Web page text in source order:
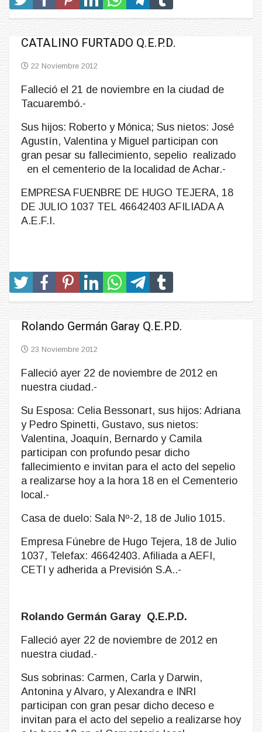
CATALINO FURTADO Q.E.P.D.
22 Noviembre 2012
Falleció el 21 de noviembre en la ciudad de
Tacuarembó.-
Sus hijos: Roberto y Mónica; Sus nietos: José
Agustín, Valentina y Miguel participan con
gran pesar su fallecimiento, sepelio realizado
en el cementerio de la localidad de Achar.-
EMPRESA FUENBRE DE HUGO TEJERA, 18
DE JULIO 1037 TEL 46642403 AFILIADA A
A.E.F.I.
Rolando Germán Garay Q.E.P.D.
23 Noviembre 2012
Falleció ayer 22 de noviembre de 2012 en
nuestra ciudad.-
Su Esposa: Celia Bessonart, sus hijos: Adriana
y Pedro Spinetti, Gustavo, sus nietos:
Valentina, Joaquín, Bernardo y Camila
participan con profundo pesar dicho
fallecimiento e invitan para el acto del sepelio
a realizarse hoy a la hora 18 en el Cementerio
local.-
Casa de duelo: Sala Nº-2, 18 de Julio 1015.
Empresa Fúnebre de Hugo Tejera, 18 de Julio
1037, Telefax: 46642403. Afiliada a AEFI,
CETI y adherida a Previsión S.A..-
Rolando Germán Garay Q.E.P.D.
Falleció ayer 22 de noviembre de 2012 en
nuestra ciudad.-
Sus sobrinas: Carmen, Carla y Darwin,
Antonina y Alvaro, y Alexandra e INRI
participan con gran pesar dicho deceso e
invitan para el acto del sepelio a realizarse hoy